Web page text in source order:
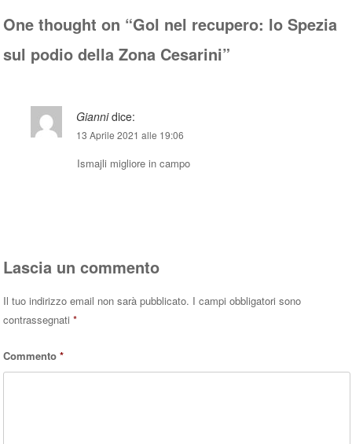
One thought on “Gol nel recupero: lo Spezia
sul podio della Zona Cesarini”
Gianni dice:
13 Aprile 2021 alle 19:06
Ismajli migliore in campo
Lascia un commento
Il tuo indirizzo email non sarà pubblicato. I campi obbligatori sono
contrassegnati*
Commento*